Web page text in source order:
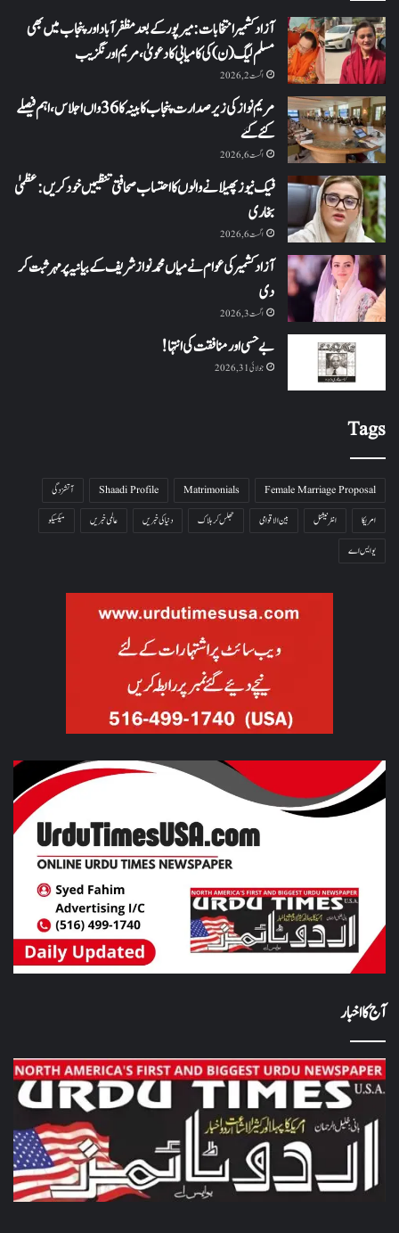
آزاد کشمیر انتخابات: میرپور کے بعد مظفرآباد اور پنجاب میں بھی
مسلم لیگ (ن) کی کامیابی کا دعویٰ، مریم اورنگزیب
اگست 2, 2026
مریم نواز کی زیر صدارت پنجاب کابینہ کا 36واں اجلاس،اہم فیصلے
کئے گئے
اگست 6, 2026
فیک نیوز پھیلانے والوں کا احتساب صحافتی تنظیمیں خود کریں: عظمیٰ
بخاری
اگست 6, 2026
آزاد کشمیر کی عوام نے میاں محمد نواز شریف کے بیانیہ پر مہر ثبت کر
دی
اگست 3, 2026
بے حسی اور منافقت کی انتہا !
جولائی 31, 2026
Tags
Female Marriage Proposal
Matrimonials
Shaadi Profile
آتشزدگی
امریکا
انٹرنیشنل بین الاقوامی جھلس کر ہلاک دنیا کی خبریں عالمی خبریں
میکسیکو
یو ایس اے
آج کا اخبار